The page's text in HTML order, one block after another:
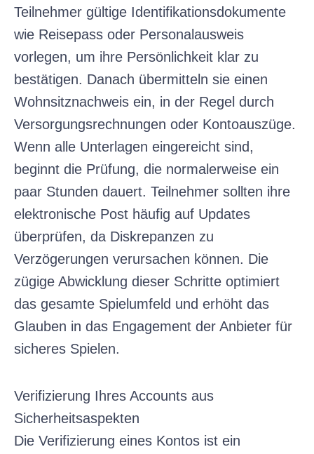
Teilnehmer gültige Identifikationsdokumente
wie Reisepass oder Personalausweis
vorlegen, um ihre Persönlichkeit klar zu
bestätigen. Danach übermitteln sie einen
Wohnsitznachweis ein, in der Regel durch
Versorgungsrechnungen oder Kontoauszüge.
Wenn alle Unterlagen eingereicht sind,
beginnt die Prüfung, die normalerweise ein
paar Stunden dauert. Teilnehmer sollten ihre
elektronische Post häufig auf Updates
überprüfen, da Diskrepanzen zu
Verzögerungen verursachen können. Die
zügige Abwicklung dieser Schritte optimiert
das gesamte Spielumfeld und erhöht das
Glauben in das Engagement der Anbieter für
sicheres Spielen.
Verifizierung Ihres Accounts aus
Sicherheitsaspekten
Die Verifizierung eines Kontos ist ein